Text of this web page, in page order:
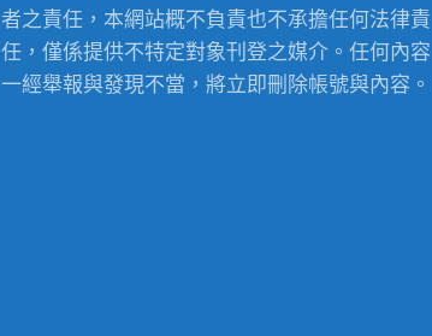
者之責任，本網站概不負責也不承擔任何法律責
任，僅係提供不特定對象刊登之媒介。任何內容
一經舉報與發現不當，將立即刪除帳號與內容。